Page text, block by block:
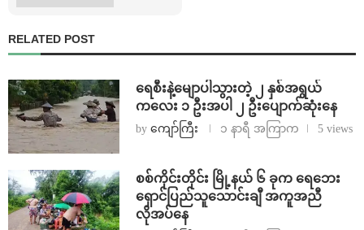
RELATED POST
ရေစီးနဲ့မျောပါသွားတဲ့ ၂ နှစ်အရွယ်
ကလေး ၁ ဦးအပါ ၂ ဦးပျောက်ဆုံးနေ
by ကျော်ကြီး ၁ နာရီ အကြာက 5 views
စစ်ကိုင်းတိုင်း မြို့နယ် ၆ ခုက ရေဘေး
ရှောင်ပြည်သူသောင်းချီ အကူအညီ
လိုအပ်နေ